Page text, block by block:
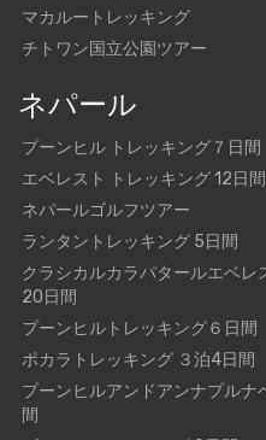
マカルートレッキング
チトワン国立公園ツアー
ネパール
プーンヒル トレッキング７日間
エベレスト トレッキング 12日間
ネパールゴルフツアー
ランタントレッキング 5日間
クラシカルカラパタールエベ
20日間
プーンヒルトレッキング６日間
ポカラトレッキング ３泊4日間
プーンヒルアンドアンナプルナ
間